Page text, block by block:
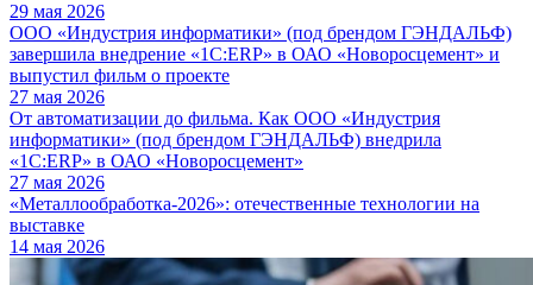
29 мая 2026
ООО «Индустрия информатики» (под брендом ГЭНДАЛЬФ)
завершила внедрение «1С:ERP» в ОАО «Новоросцемент» и
выпустил фильм о проекте
27 мая 2026
От автоматизации до фильма. Как ООО «Индустрия
информатики» (под брендом ГЭНДАЛЬФ) внедрила
«1С:ERP» в ОАО «Новоросцемент»
27 мая 2026
«Металлообработка-2026»: отечественные технологии на
выставке
14 мая 2026